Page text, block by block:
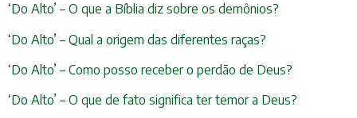
‘Do Alto’ – O que a Bíblia diz sobre os demônios?
‘Do Alto’ – Qual a origem das diferentes raças?
‘Do Alto’ – Como posso receber o perdão de Deus?
‘Do Alto’ – O que de fato significa ter temor a Deus?